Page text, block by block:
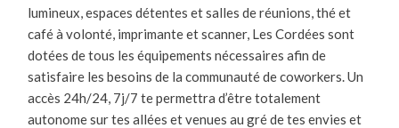
lumineux, espaces détentes et salles de réunions, thé et
café à volonté, imprimante et scanner, Les Cordées sont
dotées de tous les équipements nécessaires afin de
satisfaire les besoins de la communauté de coworkers. Un
accès 24h/24, 7j/7 te permettra d’êtretotalement
autonome sur tes allées et venues au gré de tes envies et